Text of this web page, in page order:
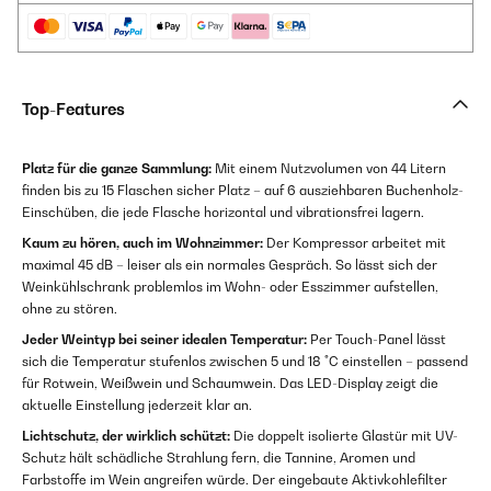
Top-Features
Platz für die ganze Sammlung: Mit einem Nutzvolumen von 44 Litern
finden bis zu 15 Flaschen sicher Platz – auf 6 ausziehbaren Buchenholz-
Einschüben, die jede Flasche horizontal und vibrationsfrei lagern.
Kaum zu hören, auch im Wohnzimmer: Der Kompressor arbeitet mit
maximal 45 dB – leiser als ein normales Gespräch. So lässt sich der
Weinkühlschrank problemlos im Wohn- oder Esszimmer aufstellen,
ohne zu stören.
Jeder Weintyp bei seiner idealen Temperatur: Per Touch-Panel lässt
sich die Temperatur stufenlos zwischen 5 und 18 °C einstellen – passend
für Rotwein, Weißwein und Schaumwein. Das LED-Display zeigt die
aktuelle Einstellung jederzeit klar an.
Lichtschutz, der wirklich schützt: Die doppelt isolierte Glastür mit UV-
Schutz hält schädliche Strahlung fern, die Tannine, Aromen und
Farbstoffe im Wein angreifen würde. Der eingebaute Aktivkohlefilter